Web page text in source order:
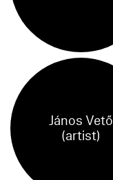
János Vető
(artist)